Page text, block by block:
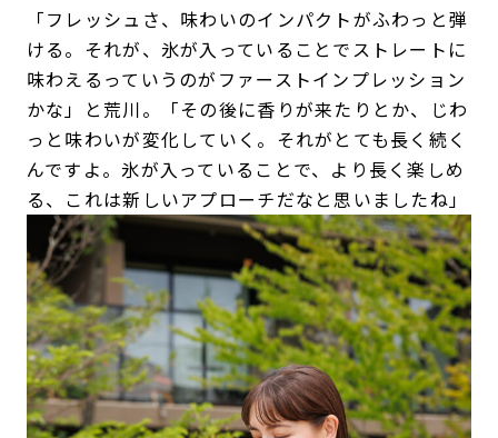
「フレッシュさ、味わいのインパクトがふわっと弾
ける。それが、氷が入っていることでストレートに
味わえるっていうのがファーストインプレッション
かな」と荒川。「その後に香りが来たりとか、じわ
っと味わいが変化していく。それがとても長く続く
んですよ。氷が入っていることで、より長く楽しめ
る、これは新しいアプローチだなと思いましたね」